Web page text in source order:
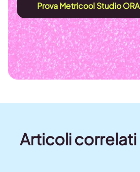
Prova Metricool Studio ORA
Articoli correlati